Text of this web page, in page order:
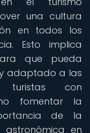
una cultura
en todos los
Esto implica
que pueda
y adaptado a las
turistas con
fomentar la
de la
astronómica en